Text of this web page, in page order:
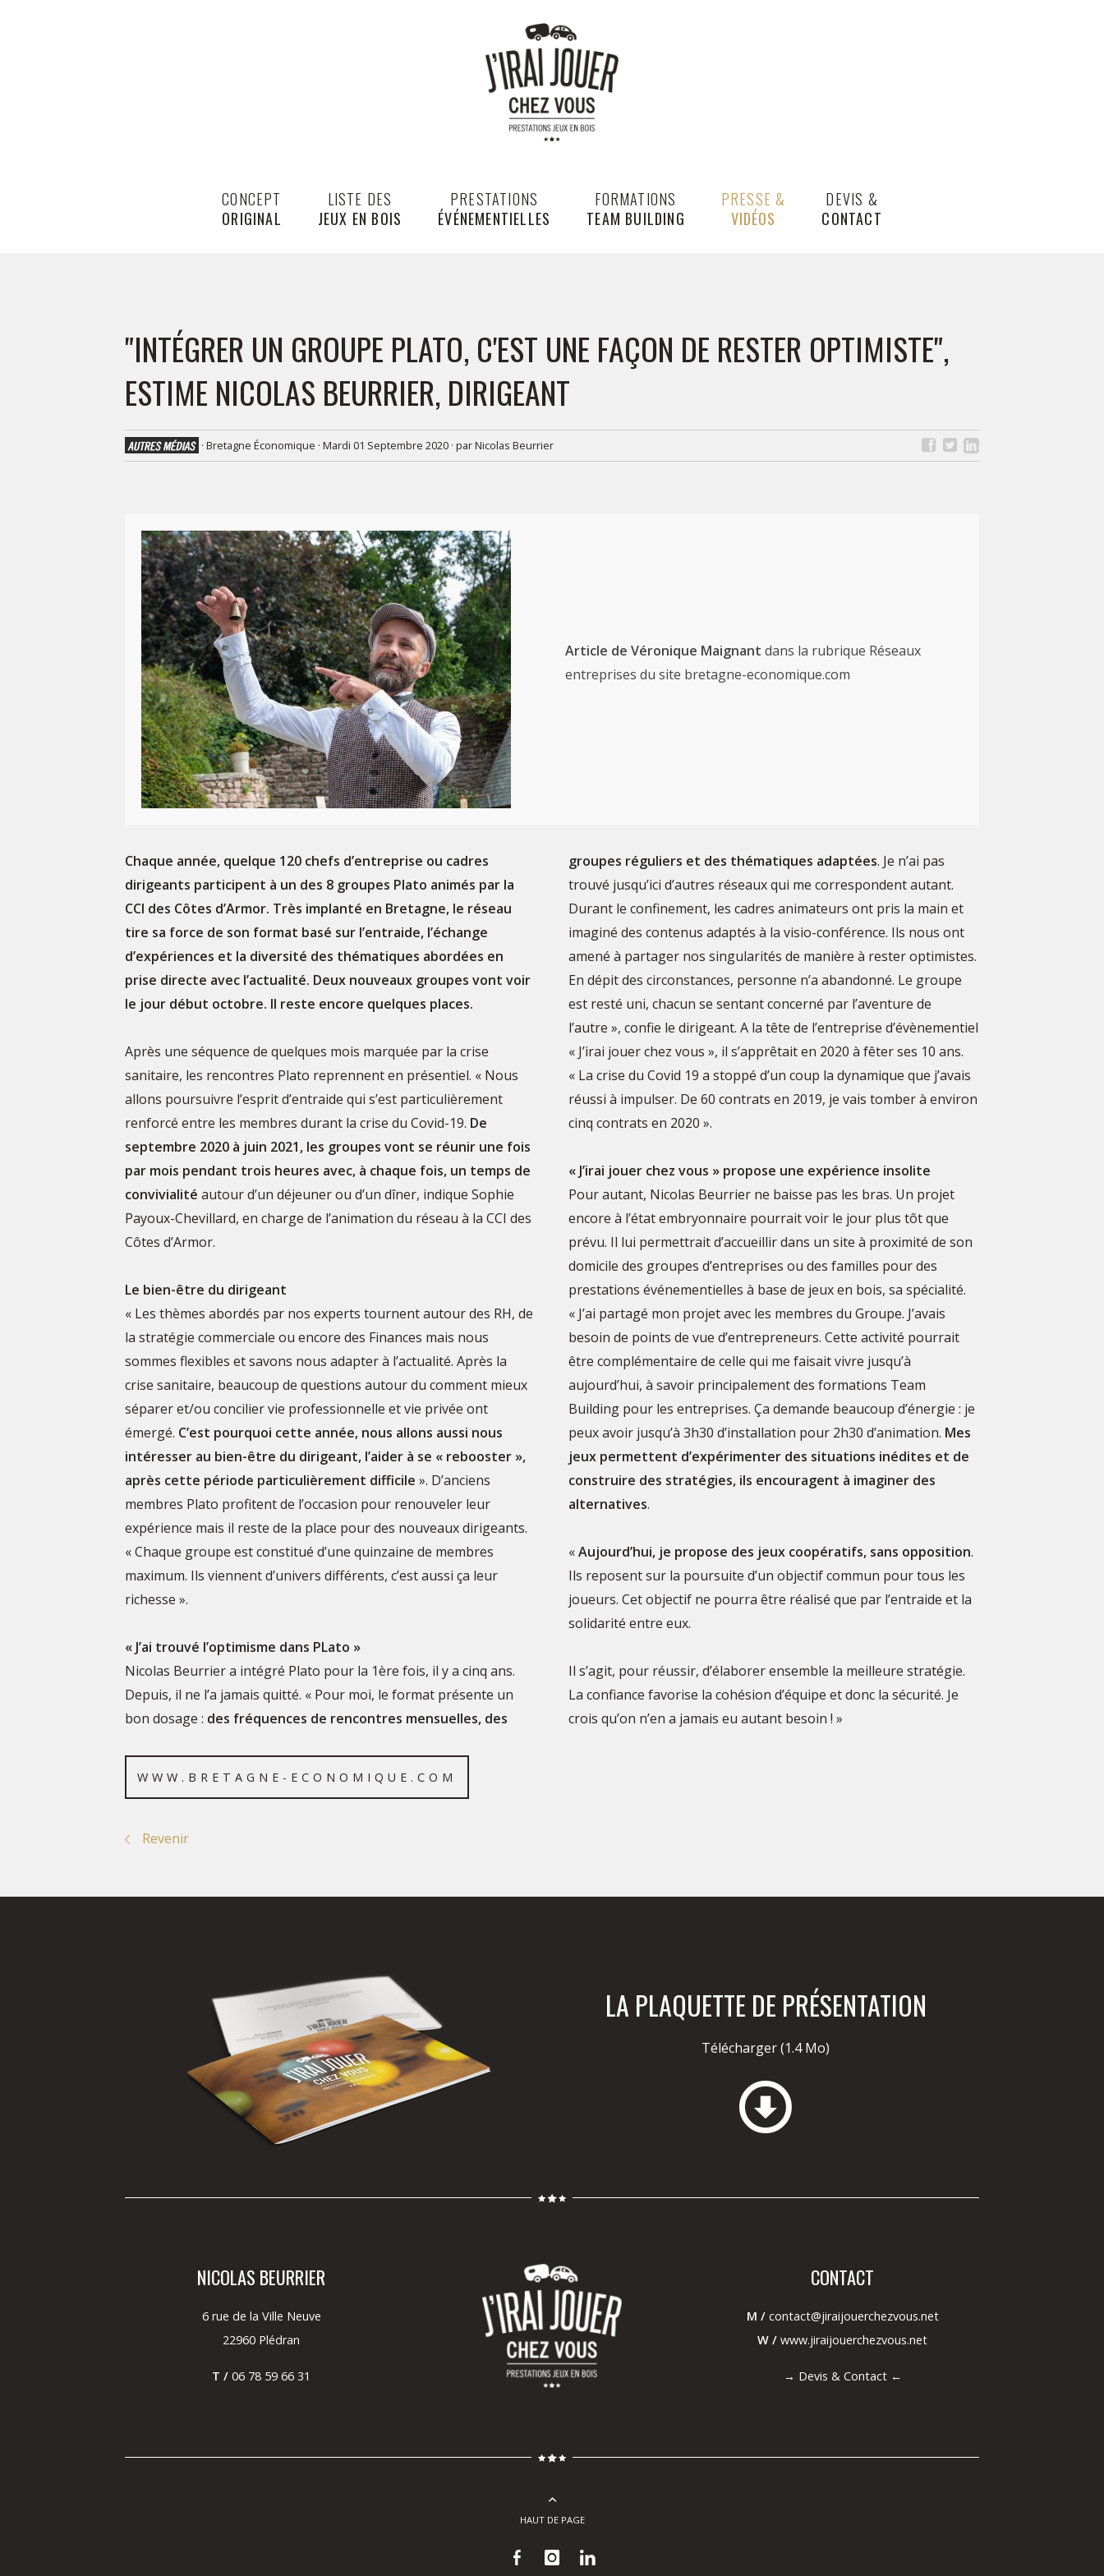
CONCEPT
ORIGINAL
LISTE DES
JEUX EN BOIS
PRESTATIONS
ÉVÉNEMENTIELLES
FORMATIONS
TEAM BUILDING
PRESSE &
VIDÉOS
DEVIS &
CONTACT
"INTÉGRER UN GROUPE PLATO, C'EST UNE FAÇON DE RESTER OPTIMISTE",
ESTIME NICOLAS BEURRIER, DIRIGEANT
· Bretagne Économique · Mardi 01 Septembre 2020 · parNicolas Beurrier
Article de Véronique Maignant dans la rubrique Réseaux
entreprises du site bretagne-economique.com
Chaque année, quelque 120 chefs d’entreprise ou cadres
dirigeants participent à un des 8 groupes Plato animés par la
CCI des Côtes d’Armor. Très implanté en Bretagne, le réseau
tire sa force de son format basé sur l’entraide, l’échange
d’expériences et la diversité des thématiques abordées en
prise directe avec l’actualité. Deux nouveaux groupes vont voir
le jour début octobre. Il reste encore quelques places.
Après une séquence de quelques mois marquée par la crise
sanitaire, les rencontres Plato reprennent en présentiel. « Nous
allons poursuivre l’esprit d’entraide qui s’est particulièrement
renforcé entre les membres durant la crise du Covid-19. De
septembre 2020 à juin 2021, les groupes vont se réunir une fois
par mois pendant trois heures avec, à chaque fois, un temps de
convivialité autour d’un déjeuner ou d’un dîner, indique Sophie
Payoux-Chevillard, en charge de l’animation du réseau à la CCI des
Côtes d’Armor.
Le bien-être du dirigeant
« Les thèmes abordés par nos experts tournent autour des RH, de
la stratégie commerciale ou encore des Finances mais nous
sommes flexibles et savons nous adapter à l’actualité. Après la
crise sanitaire, beaucoup de questions autour du comment mieux
séparer et/ou concilier vie professionnelle et vie privée ont
émergé. C’est pourquoi cette année, nous allons aussi nous
intéresser au bien-être du dirigeant, l’aider à se « rebooster »,
après cette période particulièrement difficile ». D’anciens
membres Plato profitent de l’occasion pour renouveler leur
expérience mais il reste de la place pour des nouveaux dirigeants.
« Chaque groupe est constitué d’une quinzaine de membres
maximum. Ils viennent d’univers différents, c’est aussi ça leur
richesse ».
« J’ai trouvé l’optimisme dans PLato »
Nicolas Beurrier a intégré Plato pour la 1ère fois, il y a cinq ans.
Depuis, il ne l’a jamais quitté. « Pour moi, le format présente un
bon dosage : des fréquences de rencontres mensuelles, des
groupes réguliers et des thématiques adaptées. Je n’ai pas
trouvé jusqu’ici d’autres réseaux qui me correspondent autant.
Durant le confinement, les cadres animateurs ont pris la main et
imaginé des contenus adaptés à la visio-conférence. Ils nous ont
amené à partager nos singularités de manière à rester optimistes.
En dépit des circonstances, personne n’a abandonné. Le groupe
est resté uni, chacun se sentant concerné par l’aventure de
l’autre », confie le dirigeant. A la tête de l’entreprise d’évènementiel
« J’irai jouer chez vous », il s’apprêtait en 2020 à fêter ses 10 ans.
« La crise du Covid 19 a stoppé d’un coup la dynamique que j’avais
réussi à impulser. De 60 contrats en 2019, je vais tomber à environ
cinq contrats en 2020 ».
« J’irai jouer chez vous » propose une expérience insolite
Pour autant, Nicolas Beurrier ne baisse pas les bras. Un projet
encore à l’état embryonnaire pourrait voir le jour plus tôt que
prévu. Il lui permettrait d’accueillir dans un site à proximité de son
domicile des groupes d’entreprises ou des familles pour des
prestations événementielles à base de jeux en bois, sa spécialité.
« J’ai partagé mon projet avec les membres du Groupe. J’avais
besoin de points de vue d’entrepreneurs. Cette activité pourrait
être complémentaire de celle qui me faisait vivre jusqu’à
aujourd’hui, à savoir principalement des formations Team
Building pour les entreprises. Ça demande beaucoup d’énergie : je
peux avoir jusqu’à 3h30 d’installation pour 2h30 d’animation. Mes
jeux permettent d’expérimenter des situations inédites et de
construire des stratégies, ils encouragent à imaginer des
alternatives.
«Aujourd’hui, je propose des jeux coopératifs, sans opposition.
Ils reposent sur la poursuite d’un objectif commun pour tous les
joueurs. Cet objectif ne pourra être réalisé que par l’entraide et la
solidarité entre eux.
Il s’agit, pour réussir, d’élaborer ensemble la meilleure stratégie.
La confiance favorise la cohésion d’équipe et donc la sécurité. Je
crois qu’on n’en a jamais eu autant besoin ! »
WWW.BRETAGNE-ECONOMIQUE.COM
Revenir
LA PLAQUETTE DE PRÉSENTATION
Télécharger(1.4 Mo)
NICOLAS BEURRIER
6 rue de la Ville Neuve
22960 Plédran
T / 06 78 59 66 31
CONTACT
M / contact@jiraijouerchezvous.net
W / www.jiraijouerchezvous.net
→ Devis & Contact←
HAUT DE PAGE